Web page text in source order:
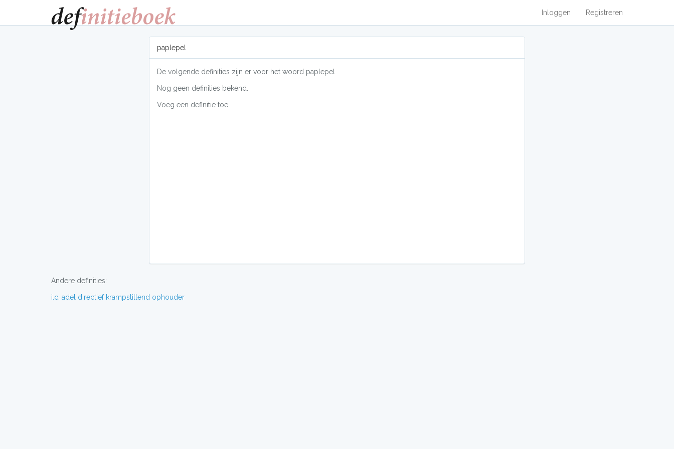
Inloggen Registreren
paplepel
De volgende definities zijn er voor het woord paplepel
Nog geen definities bekend.
Voeg een definitie toe.
Andere definities:
i.c. adel directief krampstillend ophouder